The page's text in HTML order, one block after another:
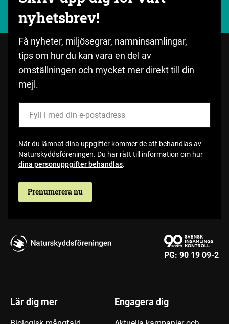
nyhetsbrev!
Få nyheter, miljösegrar, namninsamlingar,
tips om hur du kan vara en del av
omställningen och mycket mer direkt till din
mejl.
När du lämnat dina uppgifter kommer de att behandlas av
Naturskyddsföreningen. Du har rätt till information om hur
dina personuppgifter behandlas.
Prenumerera nu
PG: 90 19 09-2
Lär dig mer Engagera dig